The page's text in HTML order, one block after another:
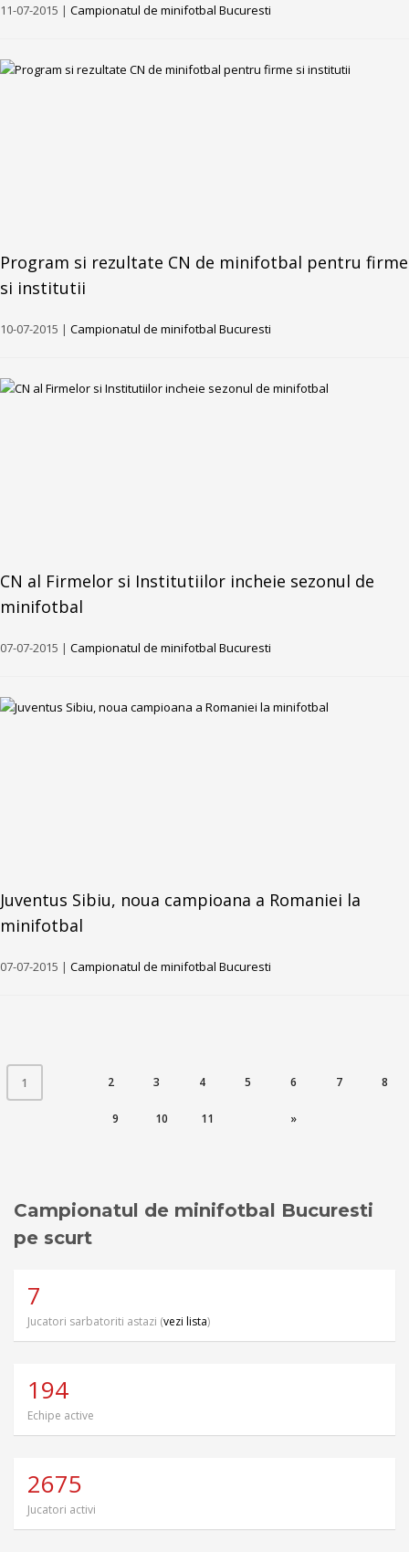
11-07-2015 | Campionatul de minifotbal Bucuresti
Program si rezultate CN de minifotbal pentru firme
si institutii
10-07-2015 | Campionatul de minifotbal Bucuresti
CN al Firmelor si Institutiilor incheie sezonul de
minifotbal
07-07-2015 | Campionatul de minifotbal Bucuresti
Juventus Sibiu, noua campioana a Romaniei la
minifotbal
07-07-2015 | Campionatul de minifotbal Bucuresti
1 2 3 4 5 6 7 8
9 10 11 »
Campionatul de minifotbal Bucuresti
pe scurt
7
Jucatori sarbatoriti astazi (vezi lista)
194
Echipe active
2675
Jucatori activi